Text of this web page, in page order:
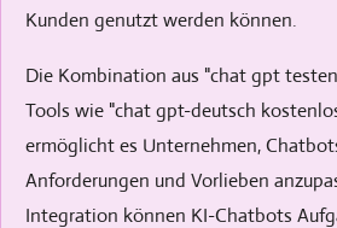
Kunden genutzt werden können.
Die Kombination aus "chat gpt
Tools wie "chat gpt-deutsch
ermöglicht es Unternehmen,
Anforderungen und Vorlieben
Integration können KI-Chatbots